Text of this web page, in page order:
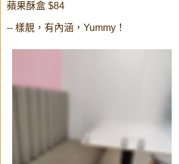
蘋果酥盒 $84
-- 樣靚，有內涵，Yummy！